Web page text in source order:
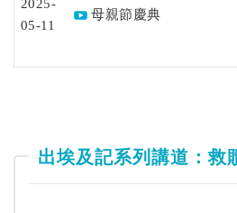
2025-
05-11
母親節慶典
出埃及記系列講道：救